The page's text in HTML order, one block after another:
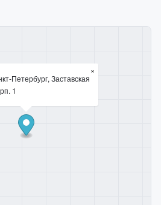
Петербург, Заставская
1
×